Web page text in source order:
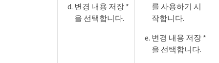
변경 내용 저장 *
을 선택합니다.
를 사용하기 시
작합니다.
변경 내용 저장 *
을 선택합니다.